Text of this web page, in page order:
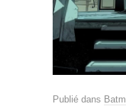
Publié dans